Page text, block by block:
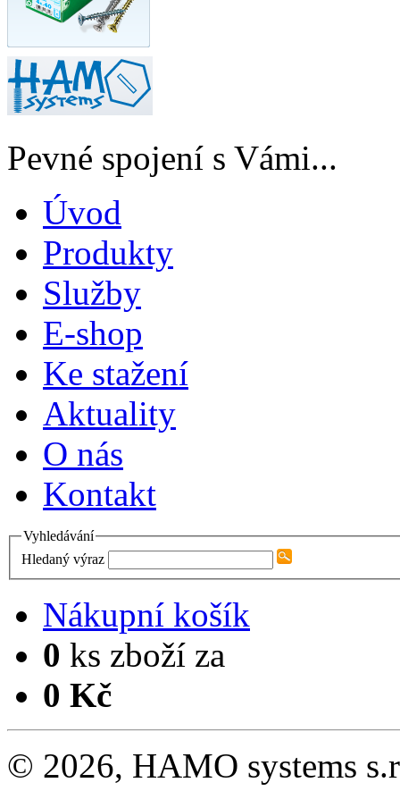
Pevné spojení s Vámi...
Úvod
Produkty
Služby
E-shop
Ke stažení
Aktuality
O nás
Kontakt
Vyhledávání
Hledaný výraz
Nákupní košík
0 ks zboží za
0 Kč
© 2026, HAMO systems